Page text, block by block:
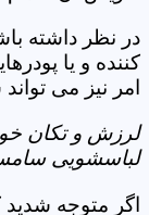
در نظر داشته
کننده و یا
امر نیز می
لرزش و تکان
لباسشویی
اگر متوجه شدید